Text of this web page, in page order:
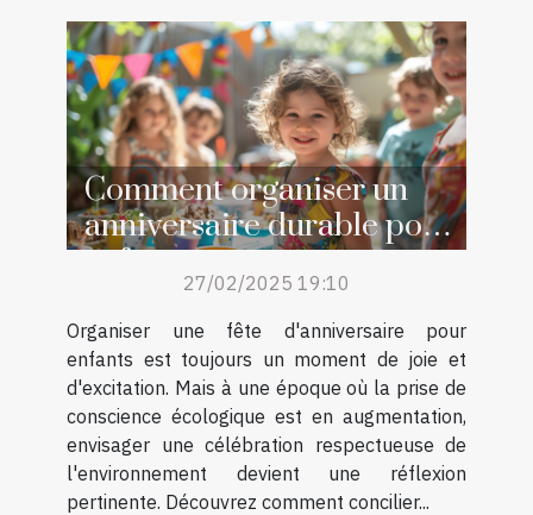
Comment organiser un
anniversaire durable pour
enfants
27/02/2025 19:10
Organiser une fête d'anniversaire pour
enfants est toujours un moment de joie et
d'excitation. Mais à une époque où la prise de
conscience écologique est en augmentation,
envisager une célébration respectueuse de
l'environnement devient une réflexion
pertinente. Découvrez comment concilier...